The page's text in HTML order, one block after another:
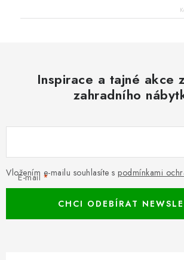
Inspirace a tajné akce
zahradního
E-mail
Vložením e-mailu souhlasíte s podmínkami
CHCI ODEBÍRAT